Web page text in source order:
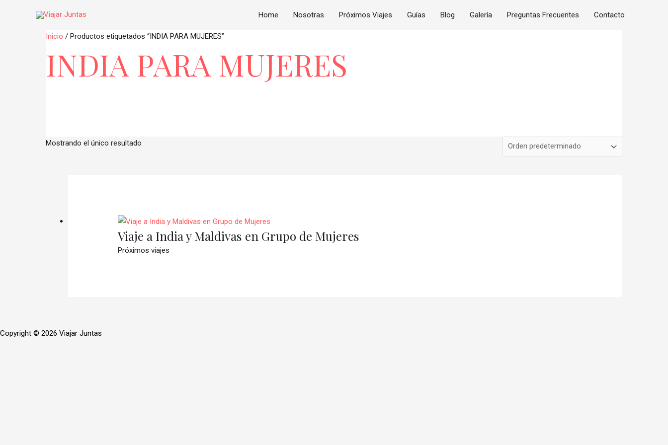
Home Nosotras Próximos Viajes Guías Blog Galería Preguntas Frecuentes Contacto
Inicio / Productos etiquetados “INDIA PARA MUJERES”
INDIA PARA MUJERES
Categorías del producto
Mostrando el único resultado
Viaje a India y Maldivas en Grupo de Mujeres
Próximos viajes
Copyright © 2026 Viajar Juntas